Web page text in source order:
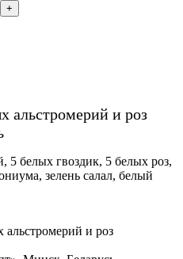
+
альстромерий и роз
5 белых гвоздик, 5 белых роз,
зелень салал, белый
альстромерий и роз